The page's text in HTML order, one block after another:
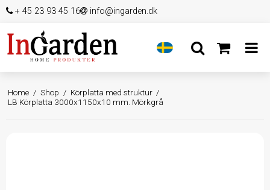
+ 45 23 93 45 16 info@ingarden.dk
Home / Shop / Körplatta med struktur /
LB Körplatta 3000x1150x10 mm. Mörkgrå